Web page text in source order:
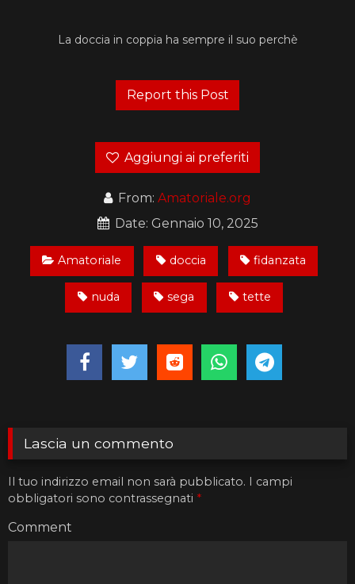
La doccia in coppia ha sempre il suo perchè
Aggiungi ai preferiti
From: Amatoriale.org
Date: Gennaio 10, 2025
Amatoriale doccia fidanzata
nuda sega tette
Lascia un commento
Il tuo indirizzo email non sarà pubblicato. I campi
obbligatori sono contrassegnati *
Comment